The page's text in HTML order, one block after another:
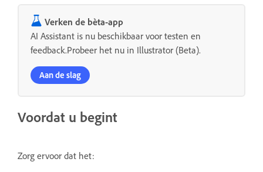
Verken de bèta-app
AI Assistant is nu beschikbaar voor testen en
feedback.Probeer het nu in Illustrator (Beta).
Aan de slag
Voordat u begint
Zorg ervoor dat het: